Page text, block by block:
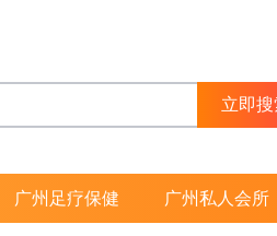
广州足疗保健 广州私人会所